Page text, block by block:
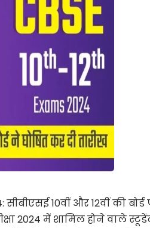
सीबीएसई 10वीं और 12वीं की बोर्ड
2024 में शामिल होने वाले